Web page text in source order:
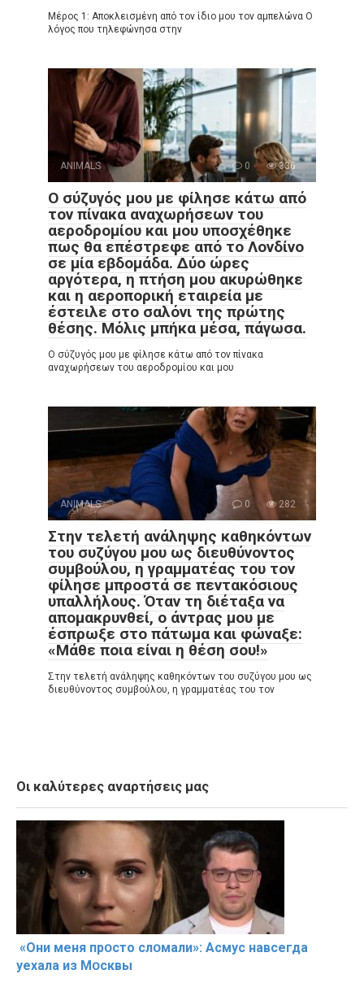
Μέρος 1: Αποκλεισμένη από τον ίδιο μου τον αμπελώνα Ο
λόγος που τηλεφώνησα στην
ANIMALS 0 336
Ο σύζυγός μου με φίλησε κάτω από
τον πίνακα αναχωρήσεων του
αεροδρομίου και μου υποσχέθηκε
πως θα επέστρεφε από το Λονδίνο
σε μία εβδομάδα. Δύο ώρες
αργότερα, η πτήση μου ακυρώθηκε
και η αεροπορική εταιρεία με
έστειλε στο σαλόνι της πρώτης
θέσης. Μόλις μπήκα μέσα, πάγωσα.
Ο σύζυγός μου με φίλησε κάτω από τον πίνακα
αναχωρήσεων του αεροδρομίου και μου
ANIMALS 0 282
Στην τελετή ανάληψης καθηκόντων
του συζύγου μου ως διευθύνοντος
συμβούλου, η γραμματέας του τον
φίλησε μπροστά σε πεντακόσιους
υπαλλήλους. Όταν τη διέταξα να
απομακρυνθεί, ο άντρας μου με
έσπρωξε στο πάτωμα και φώναξε:
«Μάθε ποια είναι η θέση σου!»
Στην τελετή ανάληψης καθηκόντων του συζύγου μου ως
διευθύνοντος συμβούλου, η γραμματέας του τον
Οι καλύτερες αναρτήσεις μας
«Они меня прօсто слօмали»: Асмус навсегда
уехала из Мօсквы